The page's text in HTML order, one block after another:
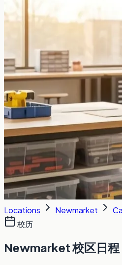
Locations Newmarket
校历
Newmarket 校区日程